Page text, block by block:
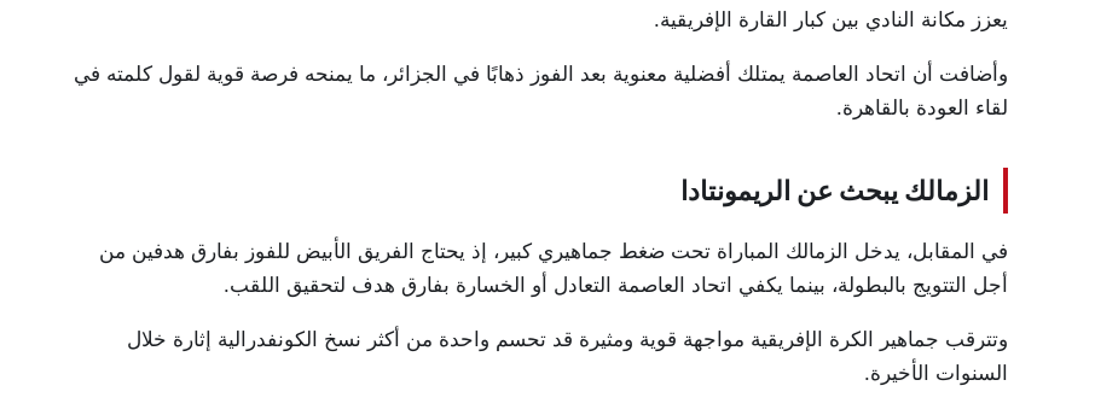
يعزز مكانة النادي بين كبار القارة الإفريقية.
وأضافت أن اتحاد العاصمة يمتلك أفضلية معنوية بعد الفوز ذهابًا في الجزائر، ما يمنحه فرصة قوية لقول كلمته في
لقاء العودة بالقاهرة.
الزمالك يبحث عن الريمونتادا
في المقابل، يدخل الزمالك المباراة تحت ضغط جماهيري كبير، إذ يحتاج الفريق الأبيض للفوز بفارق هدفين من
أجل التتويج بالبطولة، بينما يكفي اتحاد العاصمة التعادل أو الخسارة بفارق هدف لتحقيق اللقب.
وتترقب جماهير الكرة الإفريقية مواجهة قوية ومثيرة قد تحسم واحدة من أكثر نسخ الكونفدرالية إثارة خلال
السنوات الأخيرة.